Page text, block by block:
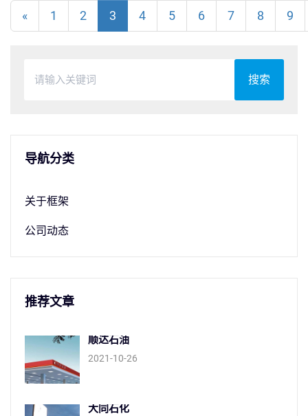
« 1 2 3 4 5 6 7 8 9
搜索
导航分类
关于框架
公司动态
推荐文章
顺达石油
2021-10-26
大同石化